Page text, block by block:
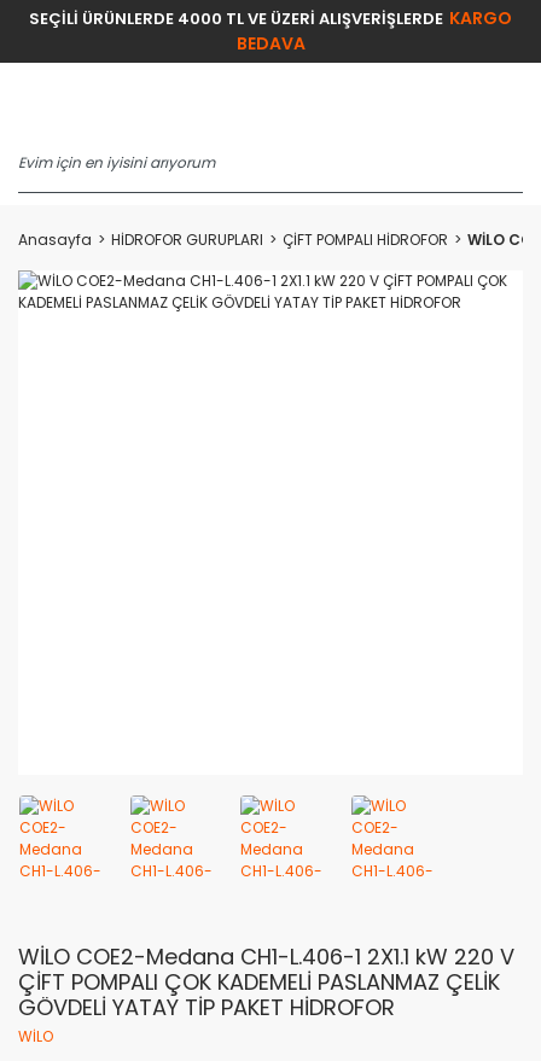
SEÇİLİ ÜRÜNLERDE 4000 TL VE ÜZERİ ALIŞVERİŞLERDE KARGO
BEDAVA
Anasayfa HİDROFOR GURUPLARI ÇİFT POMPALI HİDROFOR WİLO
WİLO COE2-Medana CH1-L.406-1 2X1.1 kW 220 V
ÇİFT POMPALI ÇOK KADEMELİ PASLANMAZ ÇELİK
GÖVDELİ YATAY TİP PAKET HİDROFOR
WİLO